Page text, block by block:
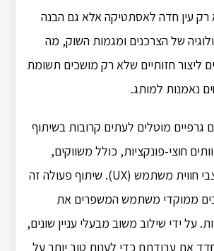
רק עין חדה לאסתטיקה אלא גם הבנה
של הצרכנים ומגמות השוק, מה
חזותיים שלא רק מושכים תשומת
נאמנות למותג.
גרפיים מוטלים לעתים קרובות בשיתוף
חוצי-פונקציות, כולל משווקים,
מפתחי מוצר ומעצבי חווית משתמש (UX). שיתוף פעולה זה
ממוקדי משתמש המשפרים את
על ידי שילוב משוב מבעלי עניין שונים,
את עבודתם כדי לענות טוב יותר על